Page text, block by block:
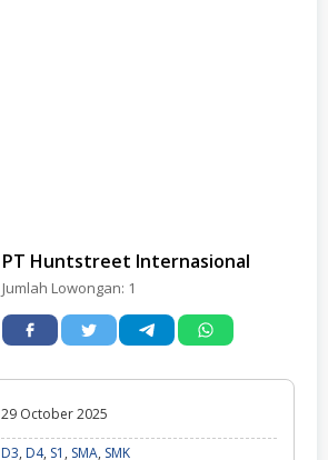
PT Huntstreet Internasional
Jumlah Lowongan: 1
29 October 2025
D3, D4, S1 , SMA, SMK